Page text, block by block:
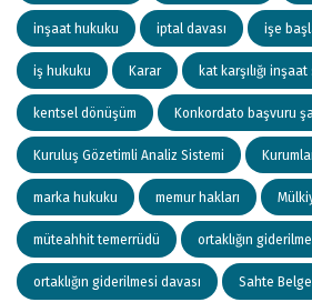
inşaat hukuku iptal davası işe
iş hukuku Karar kat karşılığı
kentsel dönüşüm Konkordato başvuru
Kuruluş Gözetimli Analiz Sistemi
marka hukuku memur hakları
müteahhit temerrüdü ortaklığın
ortaklığın giderilmesi davası Sahte Belge